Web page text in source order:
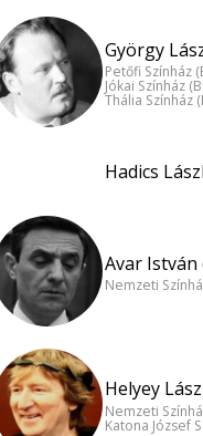
György
Petőfi Színház
Jókai Színház
Thália Színház
Hadics
Avar István
Nemzeti
Helyey
Nemzeti
Katona József